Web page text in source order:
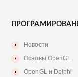
Новости
Основы OpenGL
OpenGL и Delphi